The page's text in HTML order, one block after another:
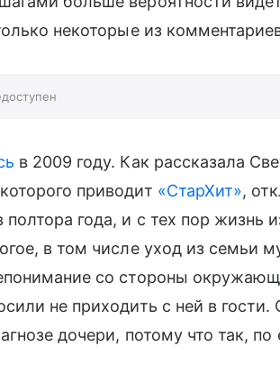
некоторые из
в 2009 году. Как рассказала
приводит «СтарХит»,
года, и с тех пор жизнь
в том числе уход из семьи
со стороны
не приходить с ней в
дочери, потому что так,